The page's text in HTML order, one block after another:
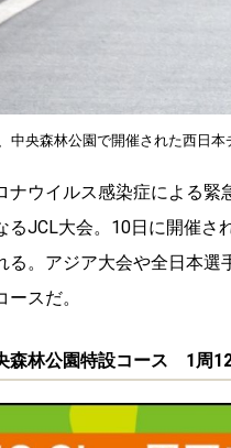
中央森林公園で開催された西日
ナウイルス感染症による
るJCL大会。10日に開催さ
る。アジア大会や全日本
ースだ。
森林公園特設コース 1周